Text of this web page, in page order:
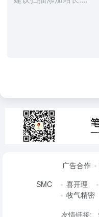
广告合作
SMC
喜开理
牧气精密
友情链接: